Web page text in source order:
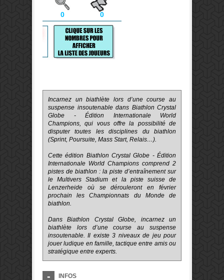
0 0
Incarnez un biathlète lors d’une course au
suspense insoutenable dans Biathlon Crystal
Globe - Édition Internationale World
Champions, qui vous offre la possibilité de
disputer toutes les disciplines du biathlon
(Sprint, Poursuite, Mass Start, Relais…).
Cette édition Biathlon Crystal Globe - Édition
Internationale World Champions comprend 2
pistes de biathlon : la piste d’entraînement sur
le Multivers Stadium et la piste suisse de
Lenzerheide où se dérouleront en février
prochain les Championnats du Monde de
biathlon.
Dans Biathlon Crystal Globe, incarnez un
biathlète lors d’une course au suspense
insoutenable. Il existe 3 niveaux de jeu pour
jouer ludique en famille, tactique entre amis ou
stratégique entre experts.
INFOS